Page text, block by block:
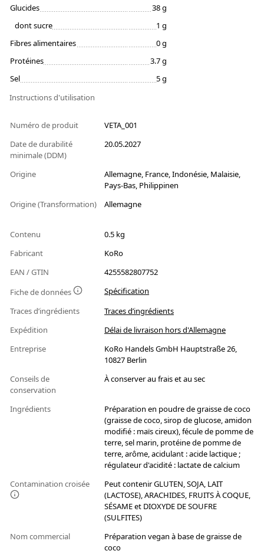
Glucides
38 g
dont sucre
1 g
Fibres alimentaires
0 g
Protéines
3.7 g
Sel
5 g
Instructions d'utilisation
Numéro de produit
VETA_001
Date de durabilité
minimale (DDM)
20.05.2027
Origine
Allemagne, France, Indonésie, Malaisie,
Pays-Bas, Philippinen
Origine (Transformation)
Allemagne
Contenu
0.5 kg
Fabricant
KoRo
EAN / GTIN
4255582807752
Fiche de données
Spécification
Traces d’ingrédients
Traces d’ingrédients
Expédition
Délai de livraison hors d'Allemagne
Entreprise
KoRo Handels GmbH Hauptstraße 26,
10827 Berlin
Conseils de
conservation
À conserver au frais et au sec
Ingrédients
Préparation en poudre de graisse de coco
(graisse de coco, sirop de glucose, amidon
modifié : maïs cireux), fécule de pomme de
terre, sel marin, protéine de pomme de
terre, arôme, acidulant : acide lactique ;
régulateur d'acidité : lactate de calcium
Contamination croisée
Peut contenir GLUTEN, SOJA, LAIT
(LACTOSE), ARACHIDES, FRUITS À COQUE,
SÉSAME et DIOXYDE DE SOUFRE
(SULFITES)
Nom commercial
Préparation vegan à base de graisse de
coco